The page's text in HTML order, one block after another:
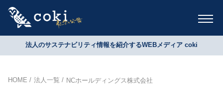
法人のサステナビリティ情報を紹介するWEBメディア coki
HOME 法人一覧 NCホールディングス株式会社